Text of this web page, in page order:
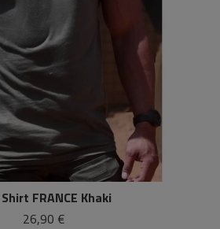
FRANCE Khaki
26,90 €